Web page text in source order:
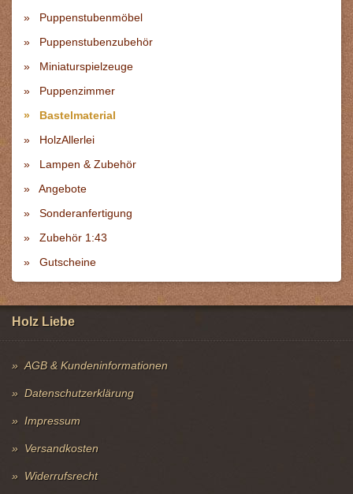
Puppenstubenmöbel
Puppenstubenzubehör
Miniaturspielzeuge
Puppenzimmer
Bastelmaterial
HolzAllerlei
Lampen & Zubehör
Angebote
Sonderanfertigung
Zubehör 1:43
Gutscheine
Holz Liebe
AGB & Kundeninformationen
Datenschutzerklärung
Impressum
Versandkosten
Widerrufsrecht